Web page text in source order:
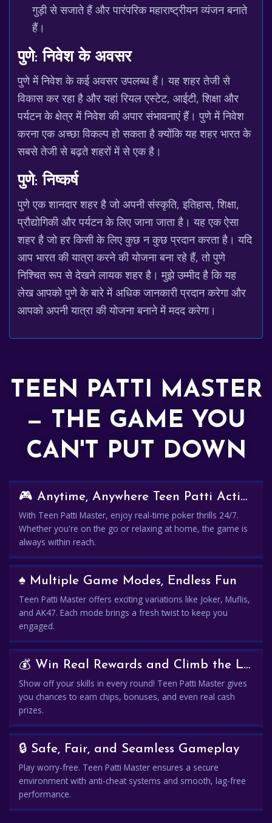
गुड़ी से सजाते हैं और पारंपरिक महाराष्ट्रीयन व्यंजन बनाते
हैं।
पुणे: निवेश के अवसर
पुणे में निवेश के कई अवसर उपलब्ध हैं। यह शहर तेजी से
विकास कर रहा है और यहां रियल एस्टेट, आईटी, शिक्षा और
पर्यटन के क्षेत्र में निवेश की अपार संभावनाएं हैं। पुणे में निवेश
करना एक अच्छा विकल्प हो सकता है क्योंकि यह शहर भारत के
सबसे तेजी से बढ़ते शहरों में से एक है।
पुणे: निष्कर्ष
पुणे एक शानदार शहर है जो अपनी संस्कृति, इतिहास, शिक्षा,
प्रौद्योगिकी और पर्यटन के लिए जाना जाता है। यह एक ऐसा
शहर है जो हर किसी के लिए कुछ न कुछ प्रदान करता है। यदि
आप भारत की यात्रा करने की योजना बना रहे हैं, तो पुणे
निश्चित रूप से देखने लायक शहर है। मुझे उम्मीद है कि यह
लेख आपको पुणे के बारे में अधिक जानकारी प्रदान करेगा और
आपको अपनी यात्रा की योजना बनाने में मदद करेगा।
TEEN PATTI MASTER
— THE GAME YOU
CAN'T PUT DOWN
🎮 Anytime, Anywhere Teen Patti Action
With Teen Patti Master, enjoy real-time poker thrills 24/7.
Whether you're on the go or relaxing at home, the game is
always within reach.
♠️ Multiple Game Modes, Endless Fun
Teen Patti Master offers exciting variations like Joker, Muflis,
and AK47. Each mode brings a fresh twist to keep you
engaged.
💰 Win Real Rewards and Climb the Leaderboard
Show off your skills in every round! Teen Patti Master gives
you chances to earn chips, bonuses, and even real cash
prizes.
🔒 Safe, Fair, and Seamless Gameplay
Play worry-free. Teen Patti Master ensures a secure
environment with anti-cheat systems and smooth, lag-free
performance.